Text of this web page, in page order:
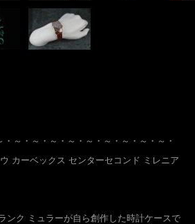
～・～・～・～・～・～・～・～・～・
カーベックス センターセコンド ミレニア
ンク ミュラーが自ら創作した時計ケースで